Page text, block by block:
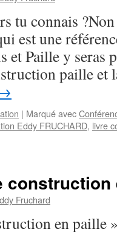
tu connais
est une
Paille y seras
paille
| Marqué avec
Eddy FRUCHARD, livre
Fruchard
en paille